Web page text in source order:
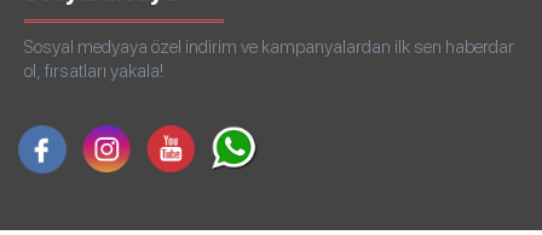
Sosyal medyaya özel indirim ve kampanyalardan ilk sen haberdar
ol, fırsatları yakala!